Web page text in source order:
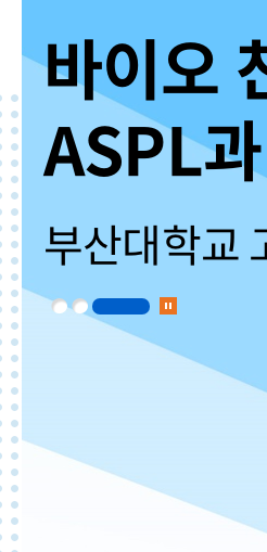
바이오
ASPL
부산대학교